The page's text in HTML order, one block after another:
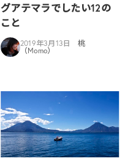
グアテマラでしたい12の
こと
2019年3月13日
桃
（Momo）